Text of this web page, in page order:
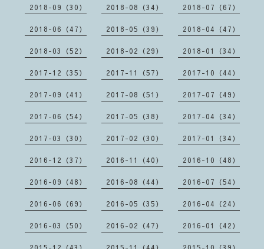
2018-09（30） 2018-08（34） 2018-07（67）
2018-06（47） 2018-05（39） 2018-04（47）
2018-03（52） 2018-02（29） 2018-01（34）
2017-12（35） 2017-11（57） 2017-10（44）
2017-09（41） 2017-08（51） 2017-07（49）
2017-06（54） 2017-05（38） 2017-04（34）
2017-03（30） 2017-02（30） 2017-01（34）
2016-12（37） 2016-11（40） 2016-10（48）
2016-09（48） 2016-08（44） 2016-07（54）
2016-06（69） 2016-05（35） 2016-04（24）
2016-03（50） 2016-02（47） 2016-01（42）